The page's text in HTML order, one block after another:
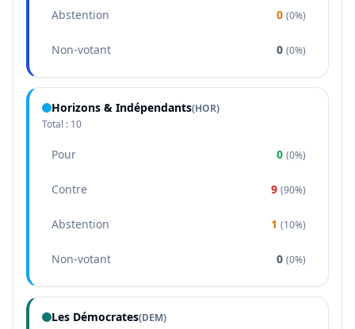
Abstention 0 (0%)
Non-votant 0 (0%)
Horizons & Indépendants(HOR)
Total : 10
Pour 0 (0%)
Contre 9 (90%)
Abstention 1 (10%)
Non-votant 0 (0%)
Les Démocrates(DEM)